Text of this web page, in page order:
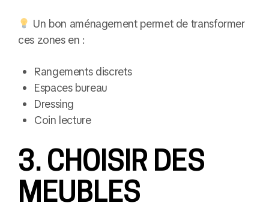
Un bon aménagement permet de transformer
ces zones en :
Rangements discrets
Espaces bureau
Dressing
Coin lecture
3. CHOISIR DES
MEUBLES